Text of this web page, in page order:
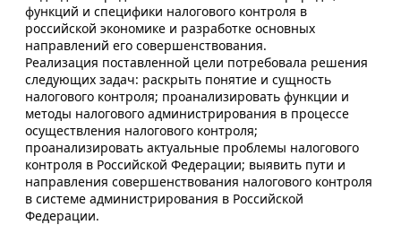
функций и специфики налогового контроля в
российской экономике и разработке основных
направлений его совершенствования.
Реализация поставленной цели потребовала решения
следующих задач: раскрыть понятие и сущность
налогового контроля; проанализировать функции и
методы налогового администрирования в процессе
осуществления налогового контроля;
проанализировать актуальные проблемы налогового
контроля в Российской Федерации; выявить пути и
направления совершенствования налогового контроля
в системе администрирования в Российской
Федерации.